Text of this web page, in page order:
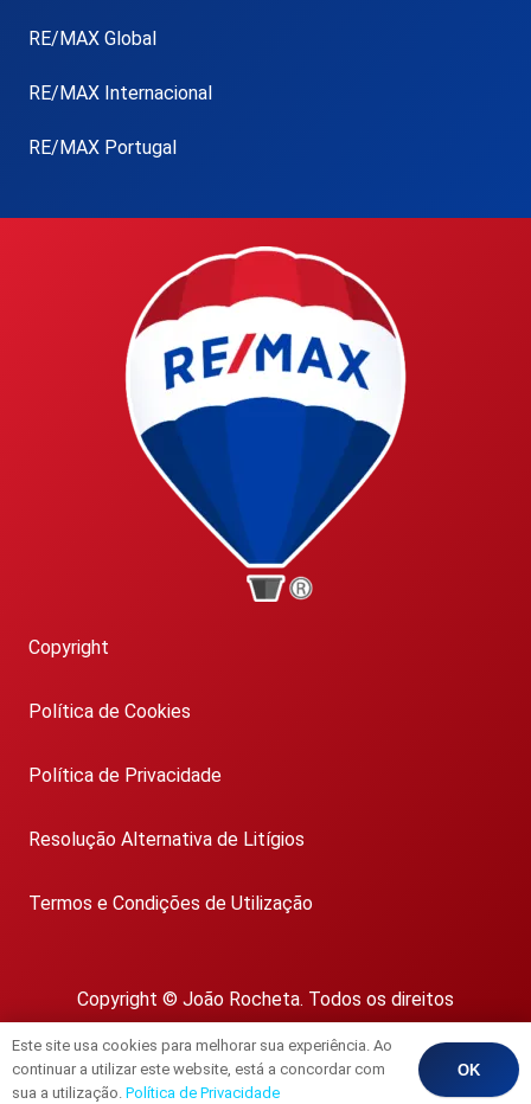
RE/MAX Global
RE/MAX Internacional
RE/MAX Portugal
Copyright
Política de Cookies
Política de Privacidade
Resolução Alternativa de Litígios
Termos e Condições de Utilização
Copyright © João Rocheta. Todos os direitos
reservados.
AMI 1718
Este site usa cookies para melhorar sua experiência. Ao
continuar a utilizar este website, está a concordar com
sua a utilização. Política de Privacidade
OK